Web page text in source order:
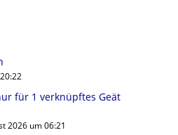
für 1 verknüpftes Geät
2026 um 06:21